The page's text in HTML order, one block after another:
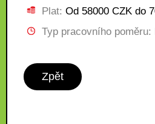
Plat: Od 58000 CZK do
Typ pracovního poměru:
Zpět